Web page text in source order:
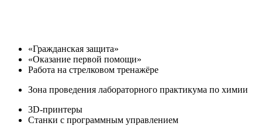
«Гражданская защита»
«Оказание первой помощи»
Работа на стрелковом тренажёре
Зона проведения лабораторного практикума по химии
3D-принтеры
Станки с программным управлением